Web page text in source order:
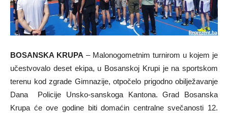
BOSANSKA KRUPA – Malonogometnim turnirom u kojem je
učestvovalo deset ekipa, u Bosanskoj Krupi je na sportskom
terenu kod zgrade Gimnazije, otpočelo prigodno obilježavanje
Dana Policije Unsko-sanskoga Kantona. Grad Bosanska
Krupa će ove godine biti domaćin centralne svečanosti 12.